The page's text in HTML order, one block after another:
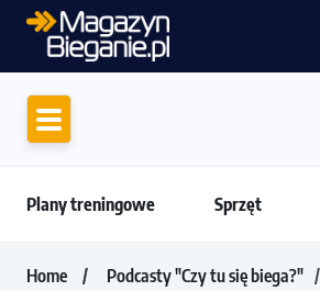
Plany treningowe Sprzęt
Home Podcasty "Czy tu się biega?"